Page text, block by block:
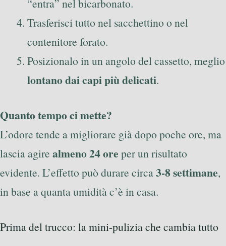
“entra” nel bicarbonato.
Trasferisci tutto nel sacchettino o nel
contenitore forato.
Posizionalo in un angolo del cassetto, meglio
lontano dai capi più delicati.
Quanto tempo ci mette?
L’odore tende a migliorare già dopo poche ore, ma
lascia agire almeno 24 ore per un risultato
evidente. L’effetto può durare circa3-8 settimane,
in base a quanta umidità c’è in casa.
Prima del trucco: la mini-pulizia che cambia tutto